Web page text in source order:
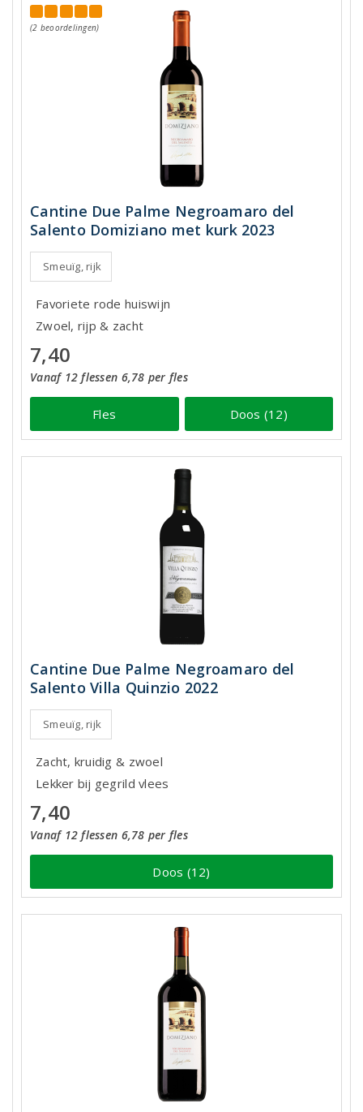
(2 beoordelingen)
Cantine Due Palme Negroamaro del
Salento Domiziano met kurk 2023
Smeuïg, rijk
Favoriete rode huiswijn
Zwoel, rijp & zacht
7,40
Vanaf 12 flessen 6,78 per fles
Fles Doos (12)
Cantine Due Palme Negroamaro del
Salento Villa Quinzio 2022
Smeuïg, rijk
Zacht, kruidig & zwoel
Lekker bij gegrild vlees
7,40
Vanaf 12 flessen 6,78 per fles
Doos (12)